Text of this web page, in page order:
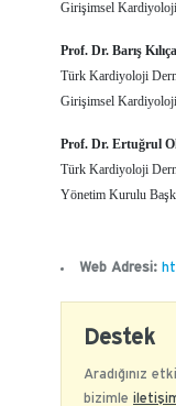
Girişimsel
Prof. Dr. Barış
Türk Kardiyoloji
Girişimsel Kardiyoloji
Prof. Dr. Ertuğrul
Türk Kardiyoloji
Yönetim Kurulu
Web Adresi:
Destek
Aradığınız
bizimle